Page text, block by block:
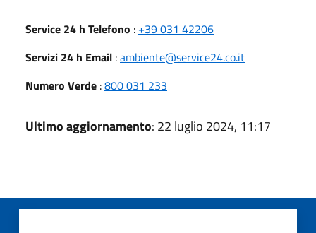
Service 24 h Telefono : +39 031 42206
Servizi 24 h Email :ambiente@service24.co.it
Numero Verde :800 031 233
Ultimo aggiornamento: 22 luglio 2024, 11:17